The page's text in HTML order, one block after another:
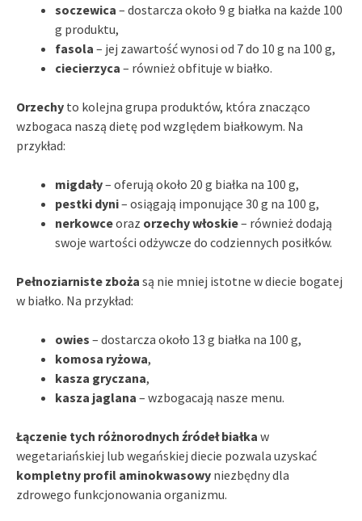
soczewica – dostarcza około 9 g białka na każde 100
g produktu,
fasola – jej zawartość wynosi od 7 do 10 g na 100 g,
ciecierzyca – również obfituje w białko.
Orzechy to kolejna grupa produktów, która znacząco
wzbogaca naszą dietę pod względem białkowym. Na
przykład:
migdały– oferują około 20 g białka na 100 g,
pestki dyni– osiągają imponujące 30 g na 100 g,
nerkowceoraz orzechy włoskie– również dodają
swoje wartości odżywcze do codziennych posiłków.
Pełnoziarniste zboża są nie mniej istotne w diecie bogatej
w białko. Na przykład:
owies – dostarcza około 13 g białka na 100 g,
komosa ryżowa,
kasza gryczana,
kasza jaglana – wzbogacają nasze menu.
Łączenie tych różnorodnych źródeł białka w
wegetariańskiej lub wegańskiej diecie pozwala uzyskać
kompletny profil aminokwasowy niezbędny dla
zdrowego funkcjonowania organizmu.